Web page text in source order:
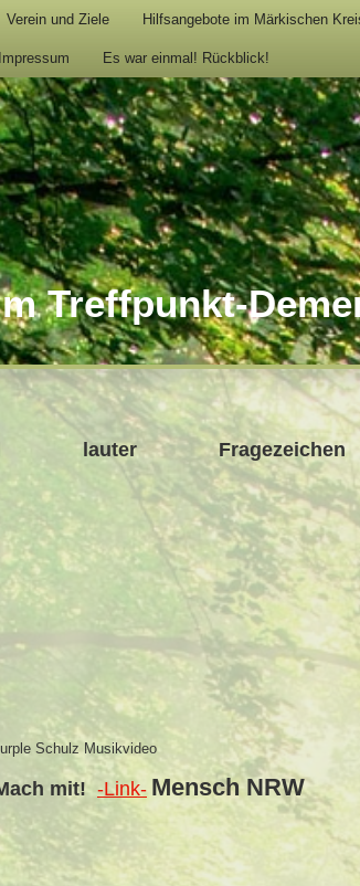
Verein und Ziele Hilfsangebote im Märkischen
Impressum Es war einmal! Rückblick!
Treffpunkt-
Fragezeichen
Schulz Musikvideo
mit! -Link- Mensch NRW